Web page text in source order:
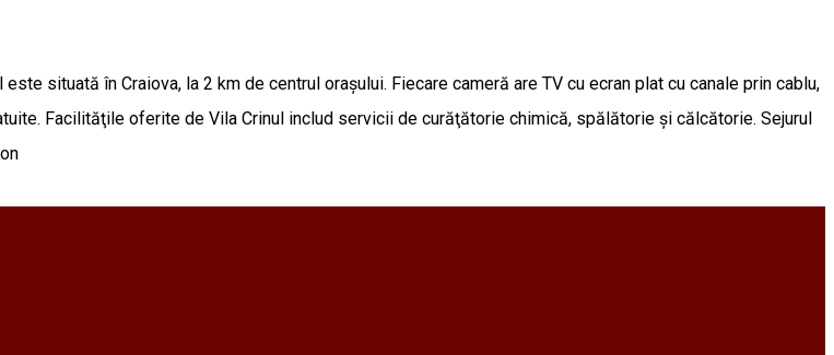
situată în Craiova, la 2 km de centrul oraşului. Fiecare cameră are TV cu ecran plat cu canale prin cablu,
Facilităţile oferite de Vila Crinul includ servicii de curăţătorie chimică, spălătorie şi călcătorie. Sejurul